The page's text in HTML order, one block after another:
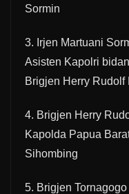
Sormin
3. Irjen Martuani
Asisten Kapolri
Brigjen Herry Rudolf
4. Brigjen Herry
Kapolda Papua
Sihombing
5. Brigjen